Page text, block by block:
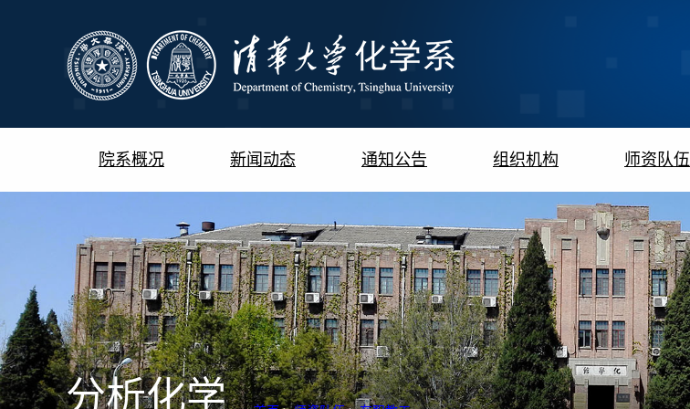
院系概况 新闻动态 通知公告 组织机构 师资队伍
分析化学